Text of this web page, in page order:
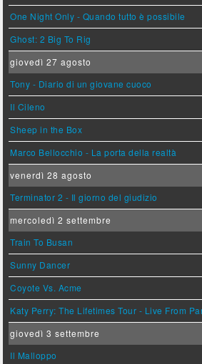
One Night Only - Quando tutto è possibile
Ghost: 2 Big To Rig
giovedì 27 agosto
Tony - Diario di un giovane cuoco
Il Cileno
Sheep in the Box
Marco Bellocchio - La porta della realtà
venerdì 28 agosto
Terminator 2 - Il giorno del giudizio
mercoledì 2 settembre
Train To Busan
Sunny Dancer
Coyote Vs. Acme
Katy Perry: The Lifetimes Tour - Live From
giovedì 3 settembre
Il Malloppo